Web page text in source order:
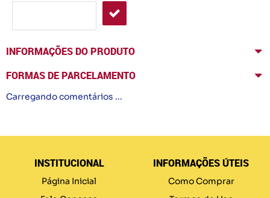
INFORMAÇÕES DO PRODUTO
FORMAS DE PARCELAMENTO
Carregando comentários ...
INSTITUCIONAL
Página Inicial
INFORMAÇÕES ÚTEIS
Como Comprar